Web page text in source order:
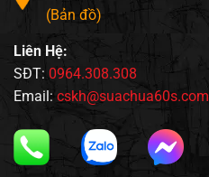
(Bản đồ)
Liên Hệ:
SĐT: 0964.308.308
Email: cskh@suachua60s.com